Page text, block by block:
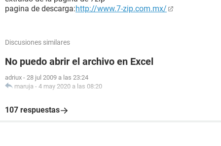
pagina de descarga:http://www.7-zip.com.mx/
Discusiones similares
No puedo abrir el archivo en Excel
adriux - 28 jul 2009 a las 23:24
maruja - 4 may 2020 a las 08:20
107 respuestas